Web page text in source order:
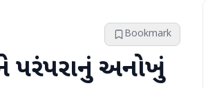
Bookmark
પરંપરાનું અનોખું